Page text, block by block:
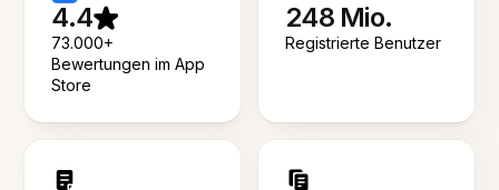
4.4
73.000+
Bewertungen im App
Store
248 Mio.
Registrierte Benutzer